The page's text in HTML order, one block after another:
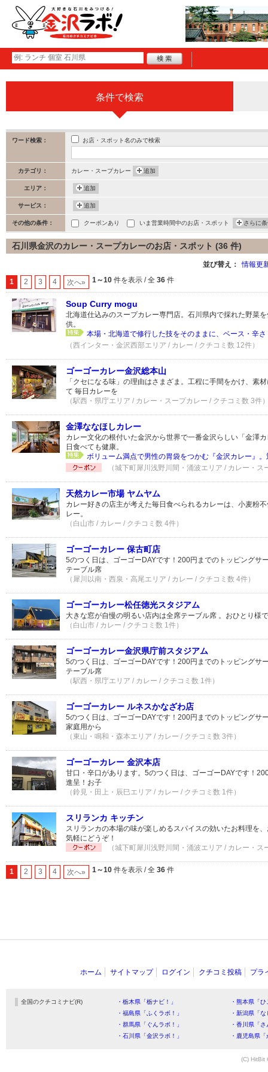
条件で検索
ワード検索： お店・スポット名のみで検索
カテゴリ： カレー・スープカレー 追加
エリア： 追加
サービス： 追加
その他の条件： クーポンあり いま営業時間中のお店・スポット さらに
石川県金沢のカレー・スープカレーのお店・スポット (36 件)
並び替え： 情報更
1 2 3 4 次へ» 1～10 件を表示 / 全 36 件
Soup Curry mogu
北海道仕込みのスープカレー専門店。石川県内で採れた野菜
供。
本場・北海道で修行した技をそのままに、ベース・辛
（西インター・金沢西部エリア / カレー / クチコミ数 12件）
ゴーゴーカレー金沢総本山
「クセになる味」の理由はさまざま。工程に手間をかけ、素
て 毎日カレーを
（駅西・県庁エリア / カレー・スープカレー / クチコミ数 3件
金澤ななほしカレー
カレー文化の根付いた金沢から世界で一番金沢らしい「金澤
日食べても健康。
ボリューム満点で男性の胃袋をつかむ『金沢カレー』
（城下町犀川浅野川間・涌波エリア / カレー・
天然カレー市場 ヤムヤム
カレー好きの店主が考えた毎日食べられるカレーは、小麦粉
レー。
（白山市 / カレー / クチコミ数 4件）
ゴーゴーカレー 保古町店
5のつく日は、ゴーゴーDAYです！200円までのトッピングサ
テーブル席
（犀川以南・西泉・高尾エリア / カレー / クチコミ数 4件）
ゴーゴーカレー松任徳光スタジアム
大きな窓が自慢の明るい店内は全席テーブル席 。おひとり様
（白山市 / カレー / クチコミ数 1件）
ゴーゴーカレー金沢県庁前スタジアム
5のつく日は、ゴーゴーDAYです！200円までのトッピングサ
テーブル席
（駅西・県庁エリア / カレー / クチコミ数 1件）
ゴーゴーカレー ルネスかなざわ店
5のつく日は、ゴーゴーDAYです！200円までのトッピングサ
家庭用から
（東山・鳴和・森本エリア / カレー / クチコミ数 3件）
ゴーゴーカレー 金沢本店
甘口・辛口があります。5のつく日は、ゴーゴーDAYです！
進呈！お子
（鈴見・田上・辰巳エリア / カレー / クチコミ数 1件）
スリランカ キッチン
スリランカの本場の味が楽しめるスパイスの効いたお料理を
気軽にどうぞ！
（城下町犀川浅野川間・涌波エリア / カレー・
1 2 3 4 次へ» 1～10 件を表示 / 全 36 件
ホーム サイトマップ ログイン クチコミ投稿 プラ
全国のクチコミナビ(R) ・栃木県「栃ナビ！」
・熊本県「
・福島県「ふくラボ！」
・新潟県「
・群馬県「ぐんラボ！」
・香川県「
・石川県「金沢ラボ！」
・鹿児島県
(C) HitBit